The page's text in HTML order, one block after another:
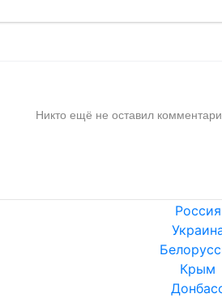
Никто ещё не оставил
Россия
Крым